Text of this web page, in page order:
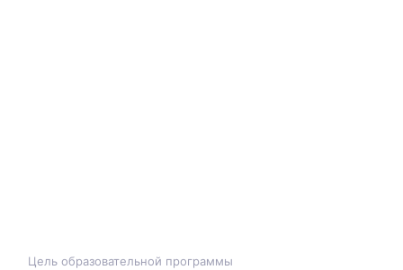
Цель образовательной программы